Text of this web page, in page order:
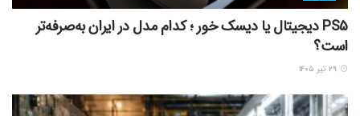
PS5 دیجیتال یا دیسک خور ؛ کدام مدل در ایران به‌صرفه‌تر
است؟